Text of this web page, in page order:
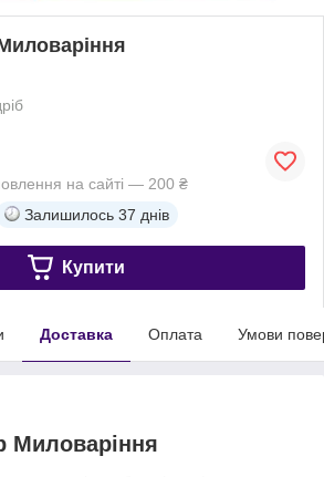
на сайті — 200 ₴
Залишилось 37 днів
Купити
Доставка Оплата Умови
Миловаріння